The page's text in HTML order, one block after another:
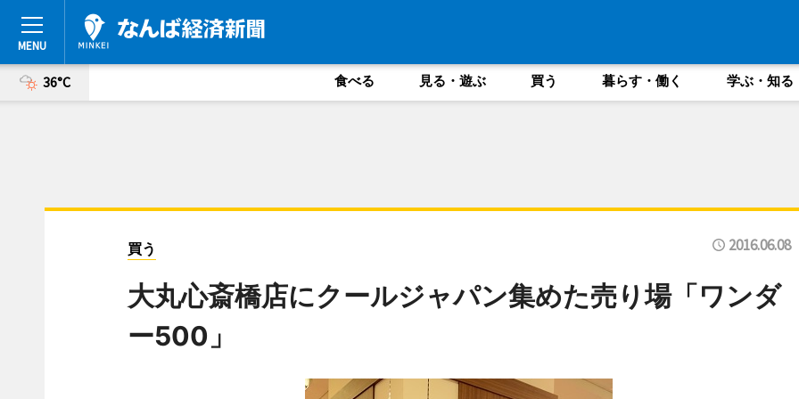
36°C 食べる 見る・遊ぶ 買う 暮らす・働く 学ぶ・知る
買う 2016.06.08
大丸心斎橋店にクールジャパン集めた売り場「ワンダ
ー500」